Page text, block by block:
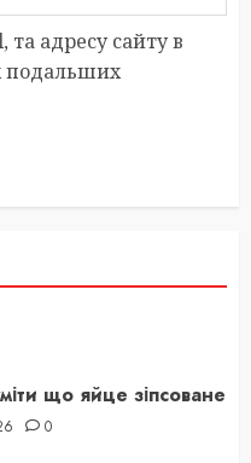
та адресу сайту в
подальших
що яйце зіпсоване
0